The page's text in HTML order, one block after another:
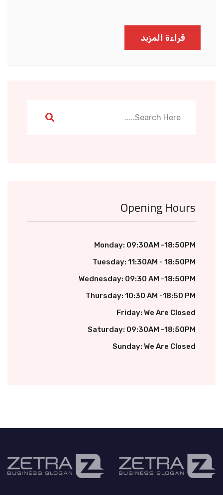
Opening Hours
Monday: 09:30AM -18:50PM
Tuesday: 11:30AM - 18:50PM
Wednesday: 09:30 AM -18:50PM
Thursday: 10:30 AM -18:50 PM
Friday: We Are Closed
Saturday: 09:30AM -18:50PM
Sunday: We Are Closed
قراءة المزيد